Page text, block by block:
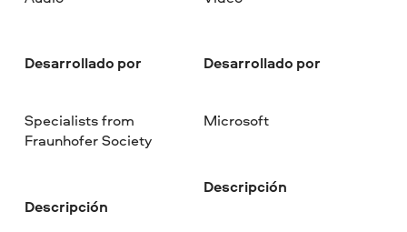
Desarrollado por
Specialists from
Fraunhofer Society
Descripción
Desarrollado por
Microsoft
Descripción